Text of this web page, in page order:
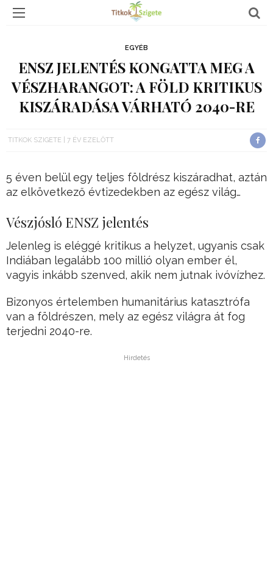
EGYÉB
ENSZ JELENTÉS KONGATTA MEG A
VÉSZHARANGOT: A FÖLD KRITIKUS
KISZÁRADÁSA VÁRHATÓ 2040-RE
TITKOK SZIGETE 7 ÉV EZELŐTT
5 éven belül egy teljes földrész kiszáradhat, aztán
az elkövetkező évtizedekben az egész világ…
Vészjósló ENSZ jelentés
Jelenleg is eléggé kritikus a helyzet, ugyanis csak
Indiában legalább 100 millió olyan ember él,
vagyis inkább szenved, akik nem jutnak ivóvízhez.
Bizonyos értelemben humanitárius katasztrófa
van a földrészen, mely az egész világra át fog
terjedni 2040-re.
Hirdetés